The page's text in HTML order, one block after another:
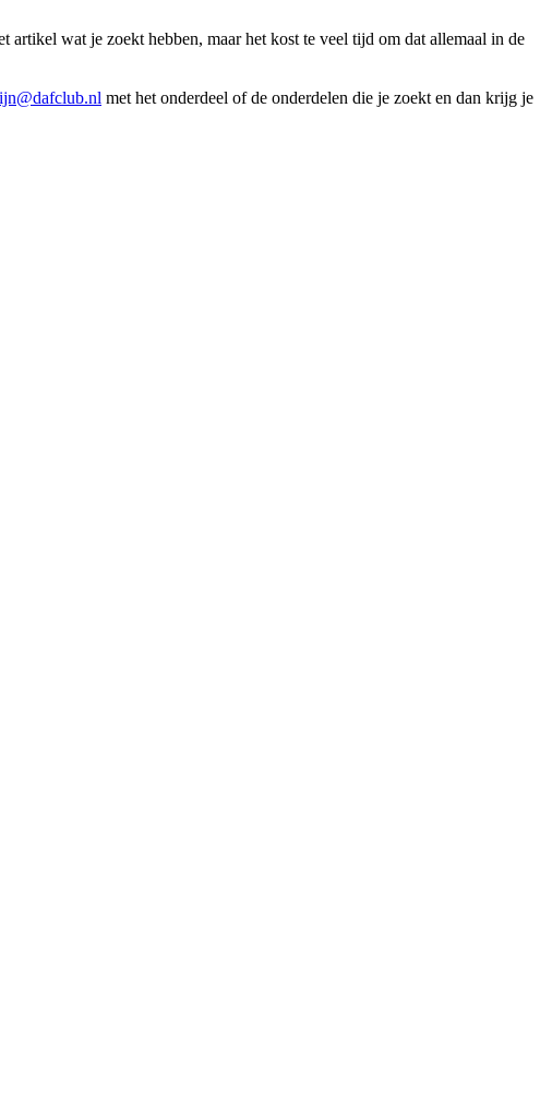
wat je zoekt hebben, maar het kost te veel tijd om dat allemaal in de
met het onderdeel of de onderdelen die je zoekt en dan krijg je